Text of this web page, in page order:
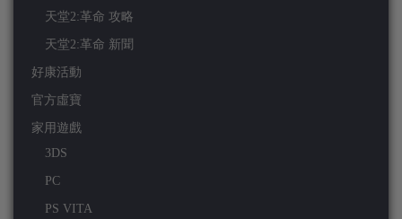
天堂2:革命 攻略
天堂2:革命 新聞
好康活動
官方虛寶
家用遊戲
3DS
PC
PS VITA